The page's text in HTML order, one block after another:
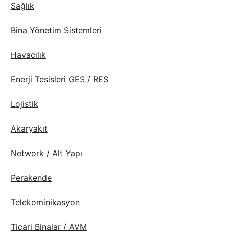
Sağlık
Bina Yönetim Sistemleri
Havacılık
Enerji Tesisleri GES / RES
Lojistik
Akaryakıt
Network / Alt Yapı
Perakende
Telekominikasyon
Ticari Binalar / AVM